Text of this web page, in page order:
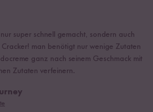
super schnell gemacht, sondern auch
man benötigt nur wenige Zutaten
ganz nach seinem Geschmack mit
Zutaten verfeinern.